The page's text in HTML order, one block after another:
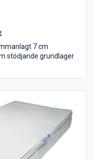
7 cm
stödjande grundlager